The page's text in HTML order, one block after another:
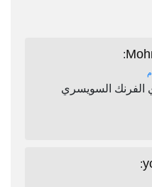
:
السويسري
: